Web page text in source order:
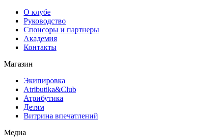
О клубе
Руководство
Спонсоры и партнеры
Академия
Контакты
Магазин
Экипировка
Atributika&Club
Атрибутика
Детям
Витрина впечатлений
Медиа